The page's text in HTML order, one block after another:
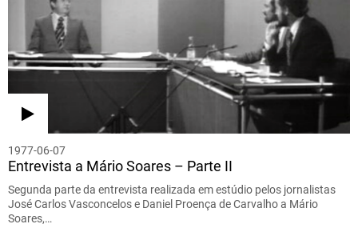
1977-06-07
Entrevista a Mário Soares – Parte II
Segunda parte da entrevista realizada em estúdio pelos jornalistas
José Carlos Vasconcelos e Daniel Proença de Carvalho a Mário
Soares,…